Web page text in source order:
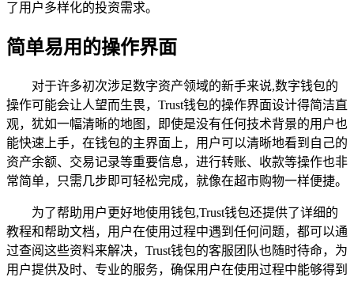
了用户多样化的投资需求。
简单易用的操作界面
对于许多初次涉足数字资产领域的新手来说,数字钱包的
操作可能会让人望而生畏，Trust钱包的操作界面设计得简洁直
观，犹如一幅清晰的地图，即使是没有任何技术背景的用户也
能快速上手，在钱包的主界面上，用户可以清晰地看到自己的
资产余额、交易记录等重要信息，进行转账、收款等操作也非
常简单，只需几步即可轻松完成，就像在超市购物一样便捷。
为了帮助用户更好地使用钱包,Trust钱包还提供了详细的
教程和帮助文档，用户在使用过程中遇到任何问题，都可以通
过查阅这些资料来解决，Trust钱包的客服团队也随时待命，为
用户提供及时、专业的服务，确保用户在使用过程中能够得到